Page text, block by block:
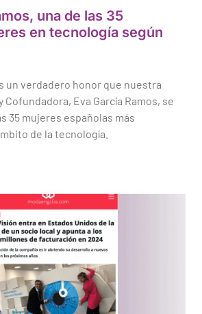
una de las 35
en tecnología según
un verdadero honor que nuestra
Cofundadora, Eva García Ramos, se
35 mujeres españolas más
de la tecnología.